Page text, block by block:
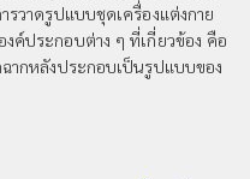
วาดรูปแบบชุดเครื่องแต่งกาย
ค์ประกอบต่าง ๆ ที่เกี่ยวข้อง คือ
ากหลังประกอบเป็นรูปแบบของ